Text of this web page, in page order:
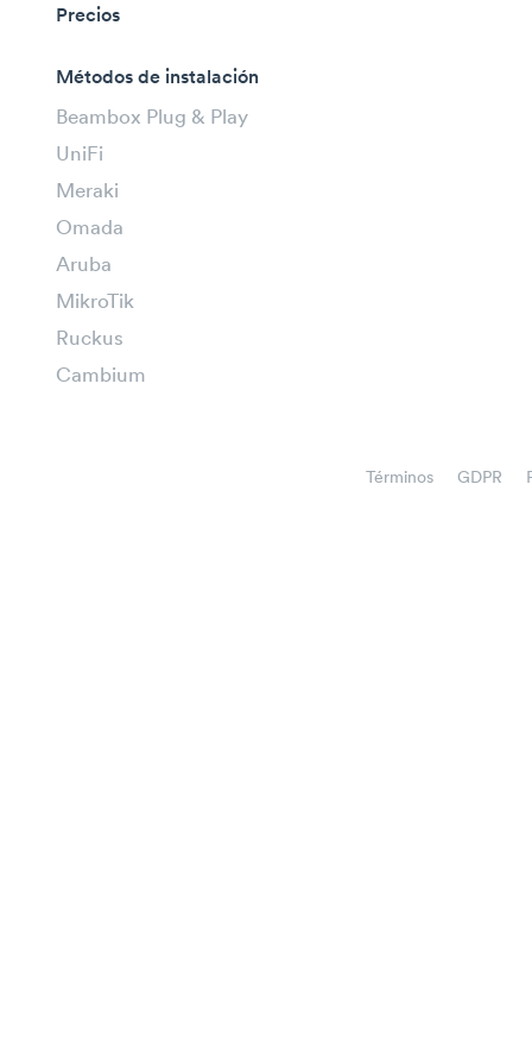
Precios
Métodos de instalación
Beambox Plug & Play
UniFi
Meraki
Omada
Aruba
MikroTik
Ruckus
Cambium
Términos GDPR